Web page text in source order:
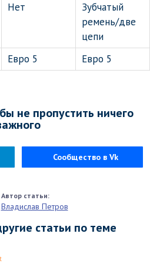
Нет
Зубчатый
ремень/две
цепи
Евро 5 Евро 5
не пропустить ничего
Сообщество в Vk
Владислав Петров
статьи по теме